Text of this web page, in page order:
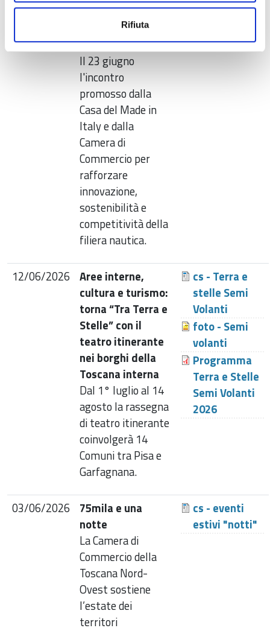
Rifiuta
Viareggio il
summit con il
MIMIT
Il 23 giugno
l'incontro
promosso dalla
Casa del Made in
Italy e dalla
Camera di
Commercio per
rafforzare
innovazione,
sostenibilità e
competitività della
filiera nautica.
Viareggio
12/06/2026
Aree interne,
cultura e turismo:
torna “Tra Terra e
Stelle” con il
teatro itinerante
nei borghi della
Toscana interna
Dal 1° luglio al 14
agosto la rassegna
di teatro itinerante
coinvolgerà 14
Comuni tra Pisa e
Garfagnana.
cs - Terra e
stelle Semi
Volanti
foto - Semi
volanti
Programma
Terra e Stelle
Semi Volanti
2026
03/06/2026
75mila e una
notte
La Camera di
Commercio della
Toscana Nord-
Ovest sostiene
l’estate dei
territori
cs - eventi
estivi "notti"